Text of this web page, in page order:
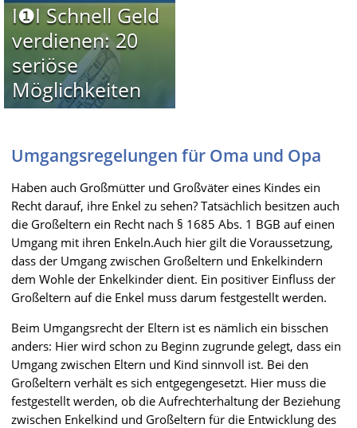
I❶I Schnell Geld
verdienen: 20
seriöse
Möglichkeiten
Umgangsregelungen für Oma und Opa
Haben auch Großmütter und Großväter eines Kindes ein
Recht darauf, ihre Enkel zu sehen? Tatsächlich besitzen auch
die Großeltern ein Recht nach § 1685 Abs. 1 BGB auf einen
Umgang mit ihren Enkeln.Auch hier gilt die Voraussetzung,
dass der Umgang zwischen Großeltern und Enkelkindern
dem Wohle der Enkelkinder dient. Ein positiver Einfluss der
Großeltern auf die Enkel muss darum festgestellt werden.
Beim Umgangsrecht der Eltern ist es nämlich ein bisschen
anders: Hier wird schon zu Beginn zugrunde gelegt, dass ein
Umgang zwischen Eltern und Kind sinnvoll ist. Bei den
Großeltern verhält es sich entgegengesetzt. Hier muss die
festgestellt werden, ob die Aufrechterhaltung der Beziehung
zwischen Enkelkind und Großeltern für die Entwicklung des